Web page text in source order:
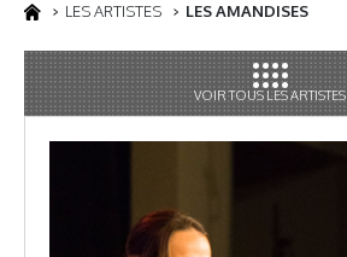
LES ARTISTES LES AMANDISES
VOIR TOUS LES ARTISTES